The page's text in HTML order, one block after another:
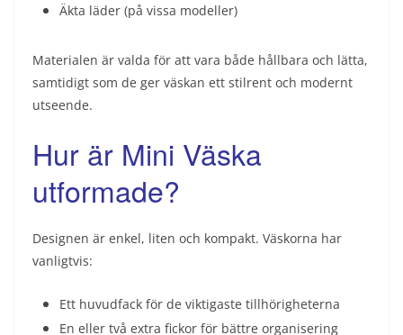
Äkta läder (på vissa modeller)
Materialen är valda för att vara både hållbara och lätta,
samtidigt som de ger väskan ett stilrent och modernt
utseende.
Hur är Mini Väska
utformade?
Designen är enkel, liten och kompakt. Väskorna har
vanligtvis:
Ett huvudfack för de viktigaste tillhörigheterna
En eller två extra fickor för bättre organisering